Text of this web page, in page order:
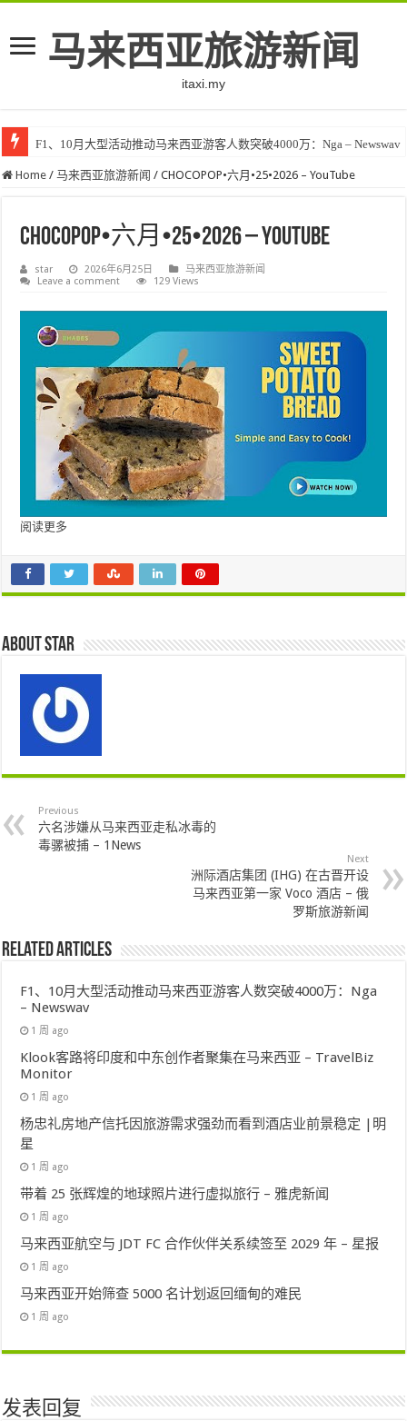
马来西亚旅游新闻
itaxi.my
F1、10月大型活动推动马来西亚游客人数突破4000万：Nga – Newswav
Home / 马来西亚旅游新闻 / CHOCOPOP•六月•25•2026 – YouTube
CHOCOPOP•六月•25•2026 – YouTube
star 2026年6月25日
马来西亚旅游新闻
Leave a comment
129 Views
阅读更多
About star
Previous
六名涉嫌从马来西亚走私冰毒的
毒骡被捕 – 1News
Next
洲际酒店集团 (IHG) 在古晋开设
马来西亚第一家 Voco 酒店 – 俄
罗斯旅游新闻
Related Articles
F1、10月大型活动推动马来西亚游客人数突破4000万：Nga
– Newswav
1 周 ago
Klook客路将印度和中东创作者聚集在马来西亚 – TravelBiz
Monitor
1 周 ago
杨忠礼房地产信托因旅游需求强劲而看到酒店业前景稳定 |明
星
1 周 ago
带着 25 张辉煌的地球照片进行虚拟旅行 – 雅虎新闻
1 周 ago
马来西亚航空与 JDT FC 合作伙伴关系续签至 2029 年 – 星报
1 周 ago
马来西亚开始筛查 5000 名计划返回缅甸的难民
1 周 ago
发表回复